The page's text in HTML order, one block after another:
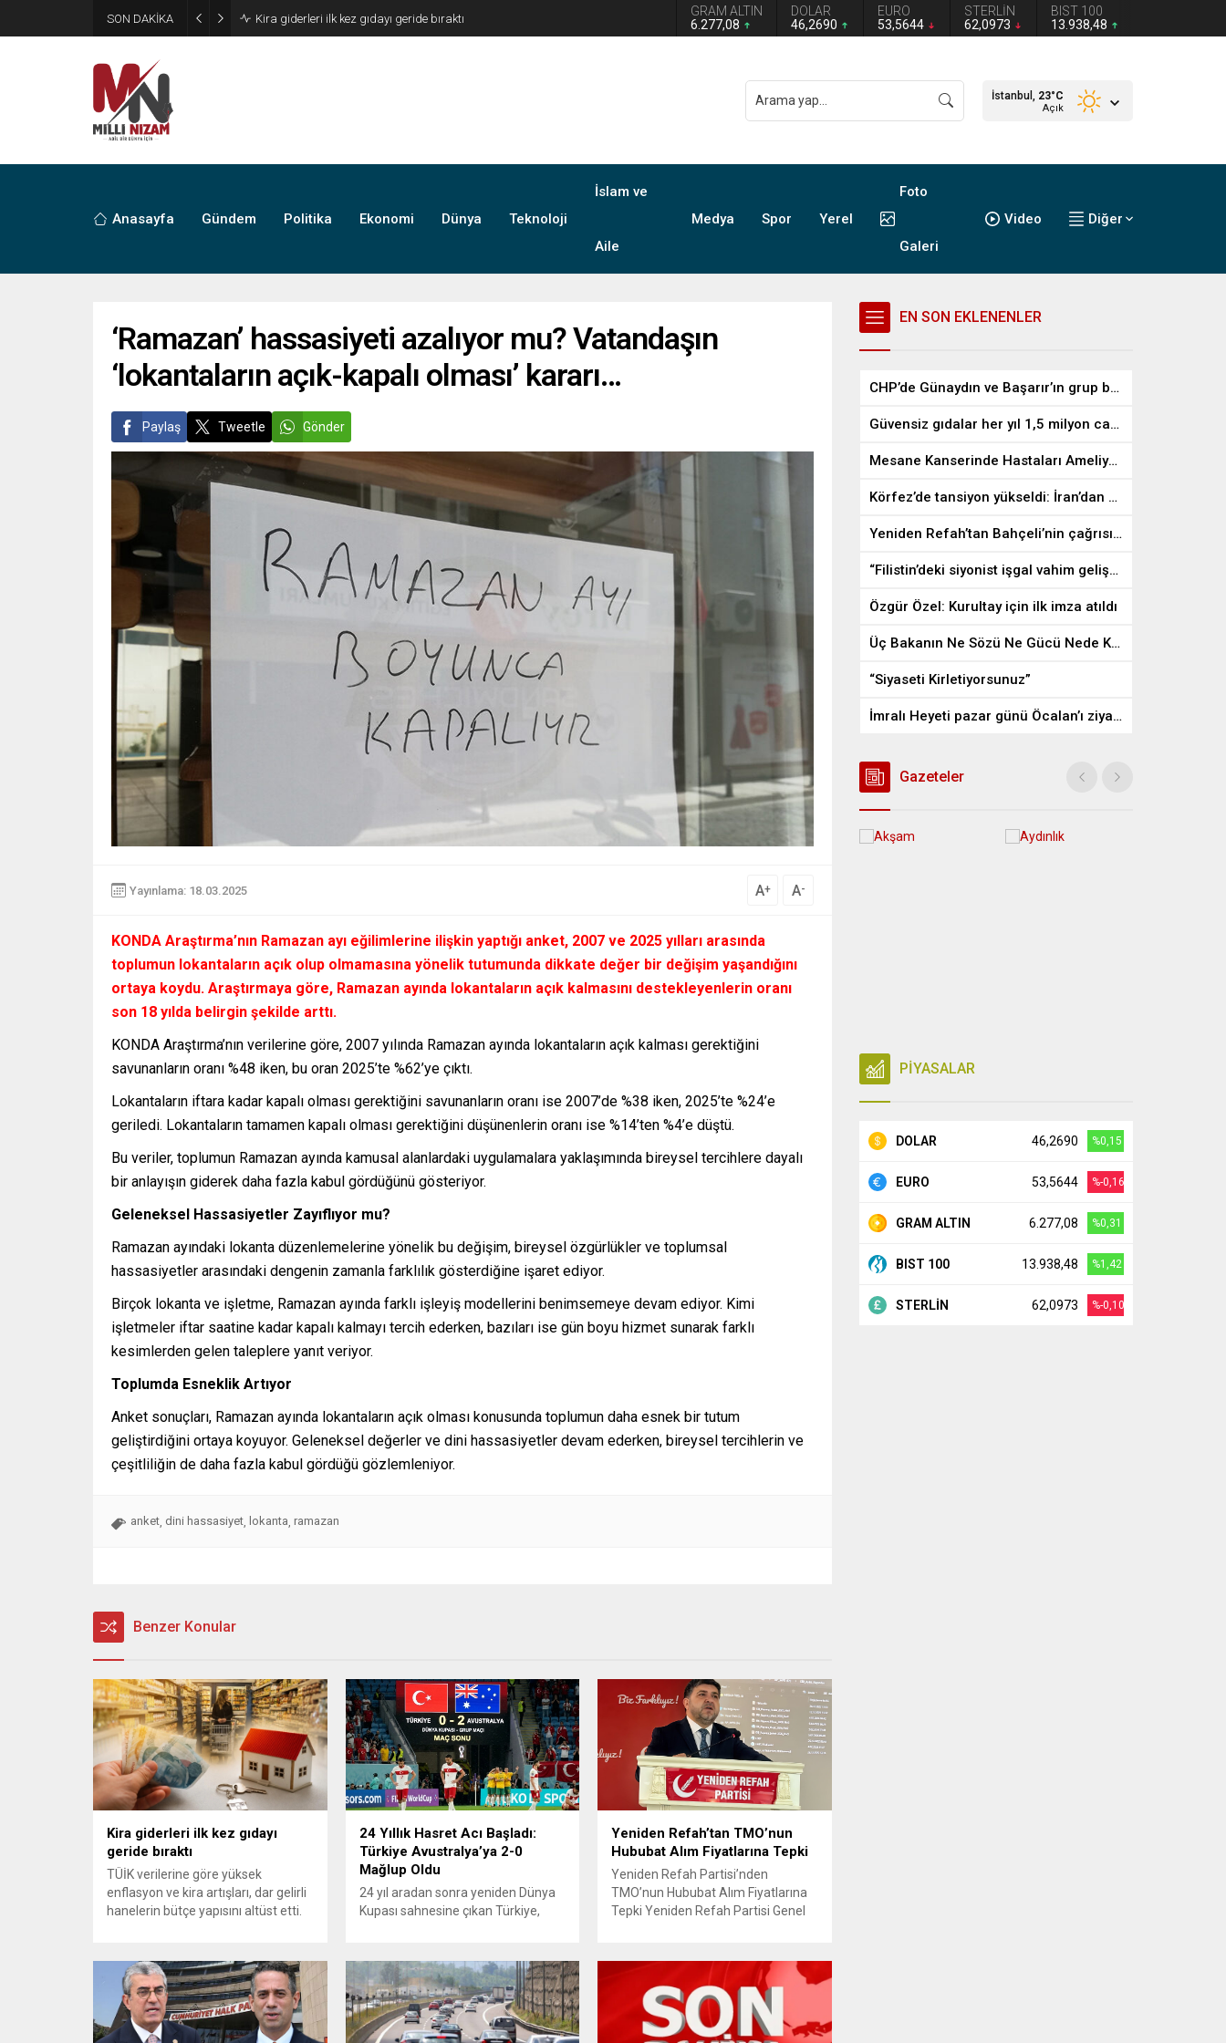
SON DAKİKA 24 Yıllık Hasret Acı Başladı: Türkiye Avustralya’ya 2-0 Mağlup Oldu
GRAM ALTIN
6.277,08
DOLAR
46,2690
EURO
53,5644
STERLİN
62,0973
BIST 100
13.938,48
İstanbul, 23°C
Açık
Anasayfa Gündem Politika Ekonomi Dünya Teknoloji
İslam ve
Aile
Medya Spor Yerel
Foto
Galeri
Video Diğer
‘Ramazan’ hassasiyeti azalıyor mu? Vatandaşın
‘lokantaların açık-kapalı olması’ kararı…
Paylaş Tweetle Gönder
Yayınlama: 18.03.2025 A+ A-
KONDA Araştırma’nın Ramazan ayı eğilimlerine ilişkin yaptığı anket, 2007 ve 2025 yılları arasında
toplumun lokantaların açık olup olmamasına yönelik tutumunda dikkate değer bir değişim yaşandığını
ortaya koydu. Araştırmaya göre, Ramazan ayında lokantaların açık kalmasını destekleyenlerin oranı
son 18 yılda belirgin şekilde arttı.
KONDA Araştırma’nın verilerine göre, 2007 yılında Ramazan ayında lokantaların açık kalması gerektiğini
savunanların oranı %48 iken, bu oran 2025’te %62’ye çıktı.
Lokantaların iftara kadar kapalı olması gerektiğini savunanların oranı ise 2007’de %38 iken, 2025’te %24’e
geriledi. Lokantaların tamamen kapalı olması gerektiğini düşünenlerin oranı ise %14’ten %4’e düştü.
Bu veriler, toplumun Ramazan ayında kamusal alanlardaki uygulamalara yaklaşımında bireysel tercihlere dayalı
bir anlayışın giderek daha fazla kabul gördüğünü gösteriyor.
Geleneksel Hassasiyetler Zayıflıyor mu?
Ramazan ayındaki lokanta düzenlemelerine yönelik bu değişim, bireysel özgürlükler ve toplumsal
hassasiyetler arasındaki dengenin zamanla farklılık gösterdiğine işaret ediyor.
Birçok lokanta ve işletme, Ramazan ayında farklı işleyiş modellerini benimsemeye devam ediyor. Kimi
işletmeler iftar saatine kadar kapalı kalmayı tercih ederken, bazıları ise gün boyu hizmet sunarak farklı
kesimlerden gelen taleplere yanıt veriyor.
Toplumda Esneklik Artıyor
Anket sonuçları, Ramazan ayında lokantaların açık olması konusunda toplumun daha esnek bir tutum
geliştirdiğini ortaya koyuyor. Geleneksel değerler ve dini hassasiyetler devam ederken, bireysel tercihlerin ve
çeşitliliğin de daha fazla kabul gördüğü gözlemleniyor.
anket, dini hassasiyet, lokanta, ramazan
Benzer Konular
Kira giderleri ilk kez gıdayı
geride bıraktı
TÜİK verilerine göre yüksek
enflasyon ve kira artışları, dar gelirli
hanelerin bütçe yapısını altüst etti.
itibarıyla %39’a ulaşarak gıda
harcamalarını geride bıraktı ve son
23 yılın zirvesine çıktı. Türkiye’de
yaşanan yüksek enflasyon ve hız
kazanan kira artışları, düşük...
24 Yıllık Hasret Acı Başladı:
Türkiye Avustralya’ya 2-0
Mağlup Oldu
24 yıl aradan sonra yeniden Dünya
Kupası sahnesine çıkan Türkiye,
yapamadı. Ay-yıldızlı ekip, grup
mücadelesinin açılış
karşılaşmasında rakibine 2-0
mağlup olarak Dünya Kupası
serüvenine puansız başladı.
Yeniden Refah’tan TMO’nun
Hububat Alım Fiyatlarına Tepki
Yeniden Refah Partisi’nden
TMO’nun Hububat Alım Fiyatlarına
Tepki Yeniden Refah Partisi Genel
Bayramoğlu, Toprak Mahsulleri
Ofisi’nin (TMO) açıkladığı hububat
alım fiyatlarına ilişkin yazılı bir
açıklama yaptı. Bayramoğlu,
açıklanan fiyatların çiftçinin artan
EN SON EKLENENLER
CHP’de Günaydın ve Başarır’ın grup başkanvekilliği düştü
Güvensiz gıdalar her yıl 1,5 milyon can alıyor
Mesane Kanserinde Hastaları Ameliyattan Kurtaran İlaç
Körfez’de tansiyon yükseldi: İran’dan ABD üslerine misilleme
Yeniden Refah’tan Bahçeli’nin çağrısına destek
“Filistin’deki siyonist işgal vahim gelişmelere gebe”
Özgür Özel: Kurultay için ilk imza atıldı
Üç Bakanın Ne Sözü Ne Gücü Nede Kudreti Yetmedi
“Siyaseti Kirletiyorsunuz”
İmralı Heyeti pazar günü Öcalan’ı ziyaret edecek
Gazeteler
PİYASALAR
DOLAR 46,2690 %0,15
EURO 53,5644 %-0,16
GRAM ALTIN 6.277,08 %0,31
BIST 100 13.938,48 %1,42
STERLİN 62,0973 %-0,10